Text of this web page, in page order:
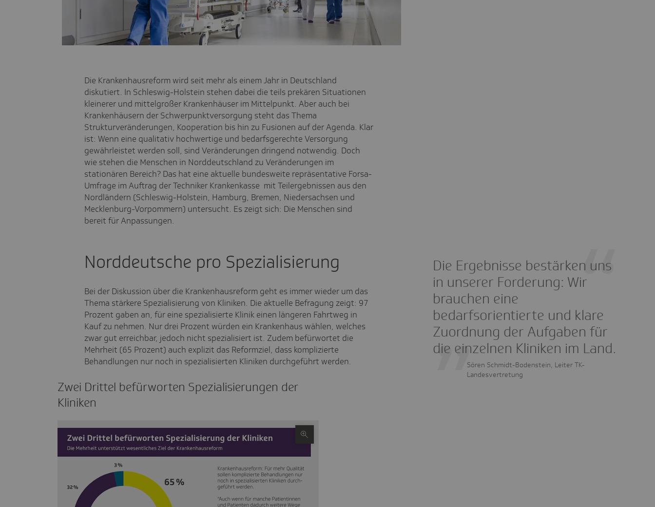
Die Krankenhausreform wird seit mehr als einem Jahr in Deutschland
diskutiert. In Schleswig-Holstein stehen dabei die teils prekären Situationen
kleinerer und mittelgroßer Krankenhäuser im Mittelpunkt. Aber auch bei
Krankenhäusern der Schwerpunktversorgung steht das Thema
Strukturveränderungen, Kooperation bis hin zu Fusionen auf der Agenda. Klar
ist: Wenn eine qualitativ hochwertige und bedarfsgerechte Versorgung
gewährleistet werden soll, sind Veränderungen dringend notwendig. Doch
wie stehen die Menschen in Norddeutschland zu Veränderungen im
stationären Bereich? Das hat eine aktuelle bundesweite repräsentative Forsa-
Umfrage im Auftrag der Techniker Krankenkasse mit Teilergebnissen aus den
Nordländern (Schleswig-Holstein, Hamburg, Bremen, Niedersachsen und
Mecklenburg-Vorpommern) untersucht. Es zeigt sich: Die Menschen sind
bereit für Anpassungen.
Norddeutsche pro Spezialisierung
Bei der Diskussion über die Krankenhausreform geht es immer wieder um das
Thema stärkere Spezialisierung von Kliniken. Die aktuelle Befragung zeigt: 97
Prozent gaben an, für eine spezialisierte Klinik einen längeren Fahrtweg in
Kauf zu nehmen. Nur drei Prozent würden ein Krankenhaus wählen, welches
zwar gut erreichbar, jedoch nicht spezialisiert ist. Zudem befürwortet die
Mehrheit (65 Prozent) auch explizit das Reformziel, dass komplizierte
Behandlungen nur noch in spezialisierten Kliniken durchgeführt werden.
Die Ergebnisse bestärken uns
in unserer Forderung: Wir
brauchen eine
bedarfsorientierte und klare
Zuordnung der Aufgaben für
die einzelnen Kliniken im Land.
Sören Schmidt-Bodenstein, Leiter TK-
Landesvertretung
Zwei Drittel befür­worten Spezi­a­­li­­sie­­rungen der
Kliniken